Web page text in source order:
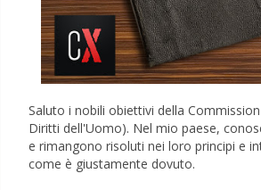
Saluto i nobili obiettivi della
Diritti dell'Uomo). Nel mio paese,
e rimangono risoluti nei loro principi e
come è giustamente dovuto.